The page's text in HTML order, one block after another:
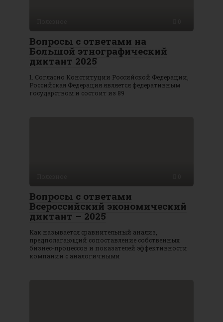
Вопросы с ответами на
Большой этнографический
диктант 2025
1. Согласно Конституции Российской Федерации,
Российская Федерация является федеративным
государством и состоит из 89
Вопросы с ответами
Всероссийский экономический
диктант – 2025
Как называется сравнительный анализ,
предполагающий сопоставление собственных
бизнес-процессов и показателей эффективности
компании с аналогичными